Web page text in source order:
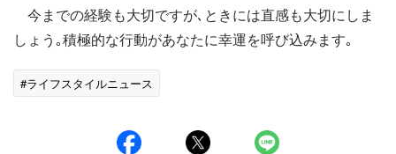
今までの経験も大切ですが､ときには直感も大切にしま
しょう｡積極的な行動があなたに幸運を呼び込みます｡
#ライフスタイルニュース